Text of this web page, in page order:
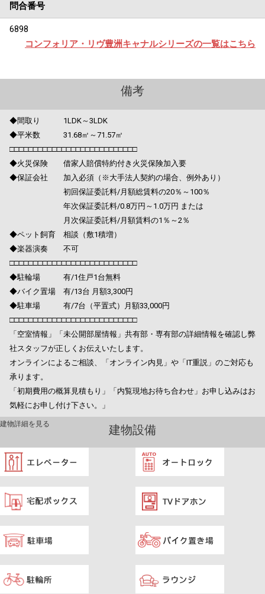
問合番号
6898
コンフォリア・リヴ豊洲キャナルシリーズの一覧はこちら
備考
◆間取り 1LDK～3LDK
◆平米数 31.68㎡～71.57㎡
□□□□□□□□□□□□□□□□□□□□□□□□□□□
◆火災保険 借家人賠償特約付き火災保険加入要
◆保証会社 加入必須（※大手法人契約の場合、例外あり）
初回保証委託料/月額総賃料の20％～100％
年次保証委託料/0.8万円～1.0万円 または
月次保証委託料/月額賃料の1％～2％
◆ペット飼育 相談（敷1積増）
◆楽器演奏 不可
□□□□□□□□□□□□□□□□□□□□□□□□□□□
◆駐輪場 有/1住戸1台無料
◆バイク置場 有/13台 月額3,300円
◆駐車場 有/7台（平置式）月額33,000円
□□□□□□□□□□□□□□□□□□□□□□□□□□□
「空室情報」「未公開部屋情報」共有部・専有部の詳細情報を確認し弊
社スタッフが正しくお伝えいたします。
オンラインによるご相談、「オンライン内見」や「IT重説」のご対応も
承ります。
「初期費用の概算見積もり」「内覧現地お待ち合わせ」お申し込みはお
気軽にお申し付け下さい。」
建物設備
建物詳細を見る